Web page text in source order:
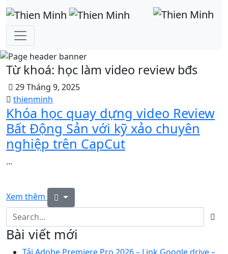
Từ khoá: học làm video review bđs
29 Tháng 9, 2025
thienminh
Khóa học quay dựng video Review
Bất Động Sản với kỹ xảo chuyên
nghiệp trên CapCut
...
Xem thêm
Bài viết mới